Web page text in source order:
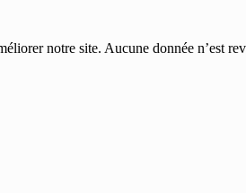
notre site. Aucune donnée n’est